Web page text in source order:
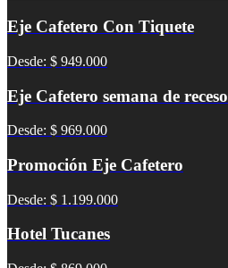
Eje Cafetero Con Tiquete
Desde: $ 949.000
Eje Cafetero semana de receso
Desde: $ 969.000
Promoción Eje Cafetero
Desde: $ 1.199.000
Hotel Tucanes